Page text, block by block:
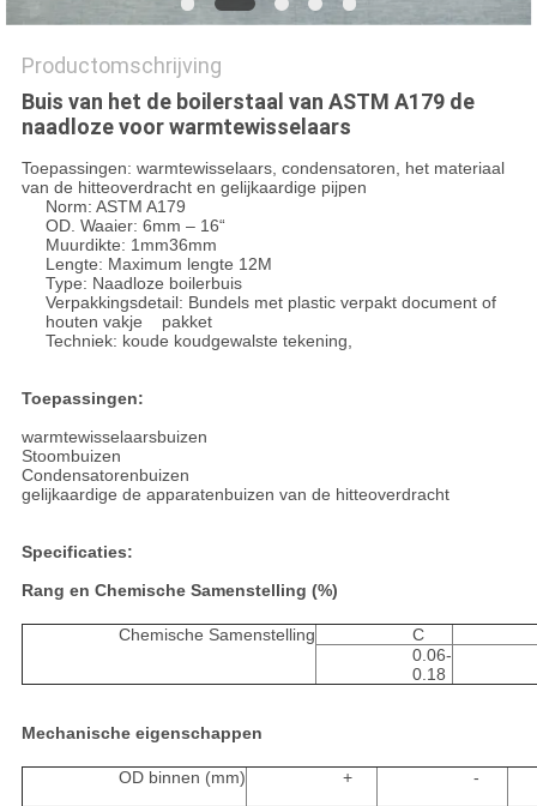
Productomschrijving
Buis van het de boilerstaal van ASTM A179 de
naadloze voor warmtewisselaars
Toepassingen: warmtewisselaars, condensatoren, het materiaal
van de hitteoverdracht en gelijkaardige pijpen
Norm: ASTM A179
OD. Waaier: 6mm – 16“
Muurdikte: 1mm36mm
Lengte: Maximum lengte 12M
Type: Naadloze boilerbuis
Verpakkingsdetail: Bundels met plastic verpakt document of
houten vakje pakket
Techniek: koude koudgewalste tekening,
Toepassingen:
warmtewisselaarsbuizen
Stoombuizen
Condensatorenbuizen
gelijkaardige de apparatenbuizen van de hitteoverdracht
Specificaties:
Rang en Chemische Samenstelling (%)
Chemische Samenstelling
C
0.06-
0.18
Mechanische eigenschappen
OD binnen (mm) + -